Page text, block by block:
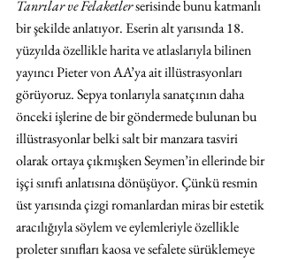
Tanrılar ve Felaketler serisinde bunu katmanlı
bir şekilde anlatıyor. Eserin alt yarısında 18.
yüzyılda özellikle harita ve atlaslarıyla bilinen
yayıncı Pieter von AA’ya ait illüstrasyonları
görüyoruz. Sepya tonlarıyla sanatçının daha
önceki işlerine de bir göndermede bulunan bu
illüstrasyonlar belki salt bir manzara tasviri
olarak ortaya çıkmışken Seymen’in ellerinde bir
işçi sınıfı anlatısına dönüşüyor. Çünkü resmin
üst yarısında çizgi romanlardan miras bir estetik
aracılığıyla söylem ve eylemleriyle özellikle
proleter sınıfları kaosa ve sefalete sürüklemeye